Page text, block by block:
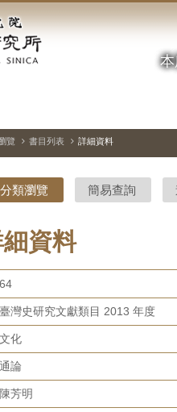
覽 書目列表 詳細資料
分類瀏覽 簡易查詢
資料
64
臺灣史研究文獻類目 2013 年度
文化
通論
陳芳明